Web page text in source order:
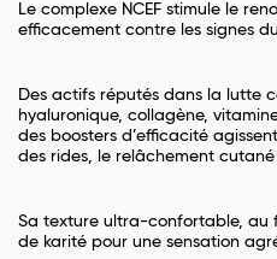
Le complexe NCEF stimule le
efficacement contre les signes
Des actifs réputés dans la lutte
hyaluronique, collagène,
des boosters d’efficacité
des rides, le relâchement
Sa texture ultra-confortable, au
de karité pour une sensation